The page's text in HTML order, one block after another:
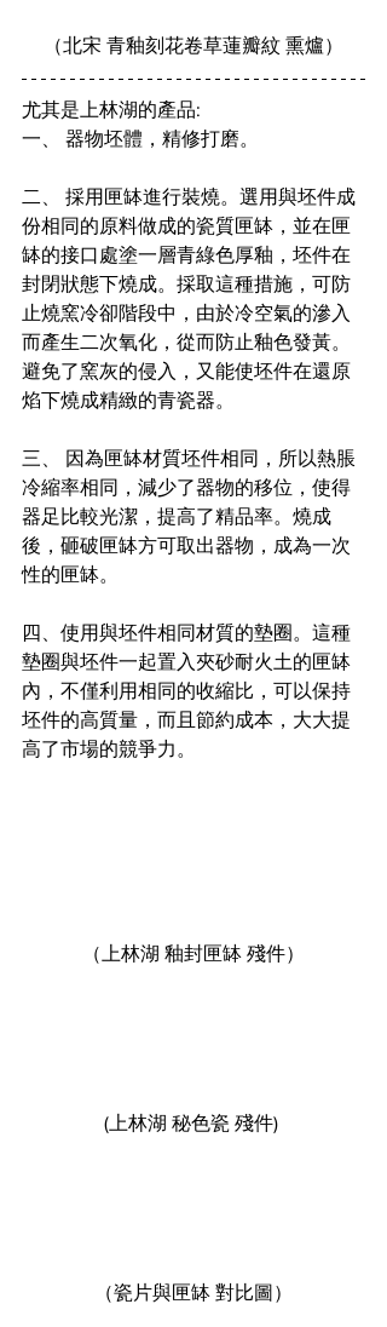
（北宋 青釉刻花卷草蓮瓣紋 熏爐）
尤其是上林湖的產品:
一、 器物坯體，精修打磨。
二、 採用匣缽進行裝燒。選用與坯件成
份相同的原料做成的瓷質匣缽，並在匣
缽的接口處塗一層青綠色厚釉，坯件在
封閉狀態下燒成。採取這種措施，可防
止燒窯冷卻階段中，由於冷空氣的滲入
而產生二次氧化，從而防止釉色發黃。
避免了窯灰的侵入，又能使坯件在還原
焰下燒成精緻的青瓷器。
三、 因為匣缽材質坯件相同，所以熱脹
冷縮率相同，減少了器物的移位，使得
器足比較光潔，提高了精品率。燒成
後，砸破匣缽方可取出器物，成為一次
性的匣缽。
四、使用與坯件相同材質的墊圈。這種
墊圈與坯件一起置入夾砂耐火土的匣缽
內，不僅利用相同的收縮比，可以保持
坯件的高質量，而且節約成本，大大提
高了市場的競爭力。
（上林湖 釉封匣缽 殘件）
(上林湖 秘色瓷 殘件)
（瓷片與匣缽 對比圖）